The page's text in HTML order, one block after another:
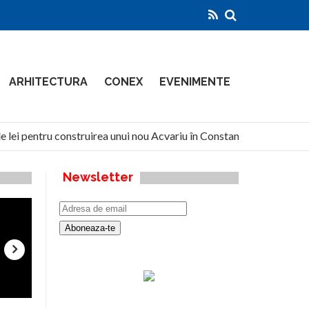
ARHITECTURA CONEX EVENIMENTE
pentru construirea unui nou Acvariu în Constanța
Newsletter